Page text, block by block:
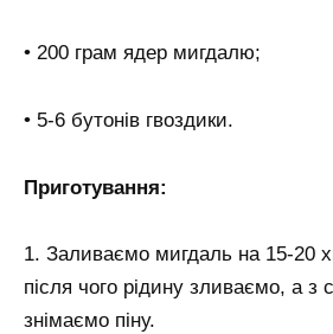
• 200 грам ядер мигдалю;
• 5-6 бутонів гвоздики.
Приготування:
1. Заливаємо мигдаль на 15-20
після чого рідину зливаємо, а з
знімаємо піну.